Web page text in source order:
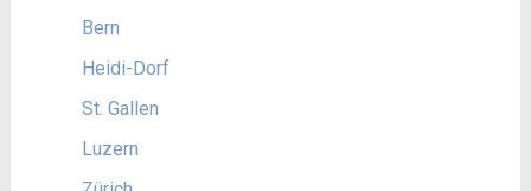
Bern
Heidi-Dorf
St. Gallen
Luzern